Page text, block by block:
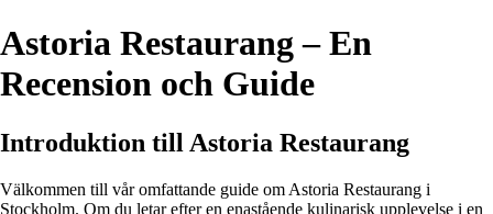
Astoria Restaurang – En
Recension och Guide
Introduktion till Astoria Restaurang
Välkommen till vår omfattande guide om Astoria Restaurang i
Stockholm. Om du letar efter en enastående kulinarisk upplevelse i en